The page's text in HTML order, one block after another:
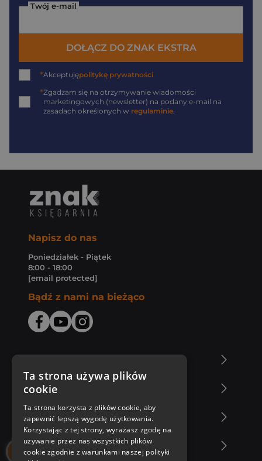
Twój e-mail
DOŁĄCZ DO ZNAK EKSTRA
*Akceptujępolitykę prywatności
*Zgadzam się na otrzymywanie wiadomości
marketingowych (newsletter) na podany e-mail na
zasadach określonych w regulaminie
Napisz do nas
Poniedziałek - Piątek
8:00 - 18:00
[email protected]
Bądź z nami na bieżąco
Zakupy u nas
Nasza oferta
Nasi autorzy
Ta strona używa plików
cookie
Ta strona korzysta z plików cookie, aby
zapewnić lepszą wygodę użytkowania.
Korzystając z tej strony, wyrażasz zgodę na
używanie przez nas wszystkich plików
cookie zgodnie z warunkami naszej polityki